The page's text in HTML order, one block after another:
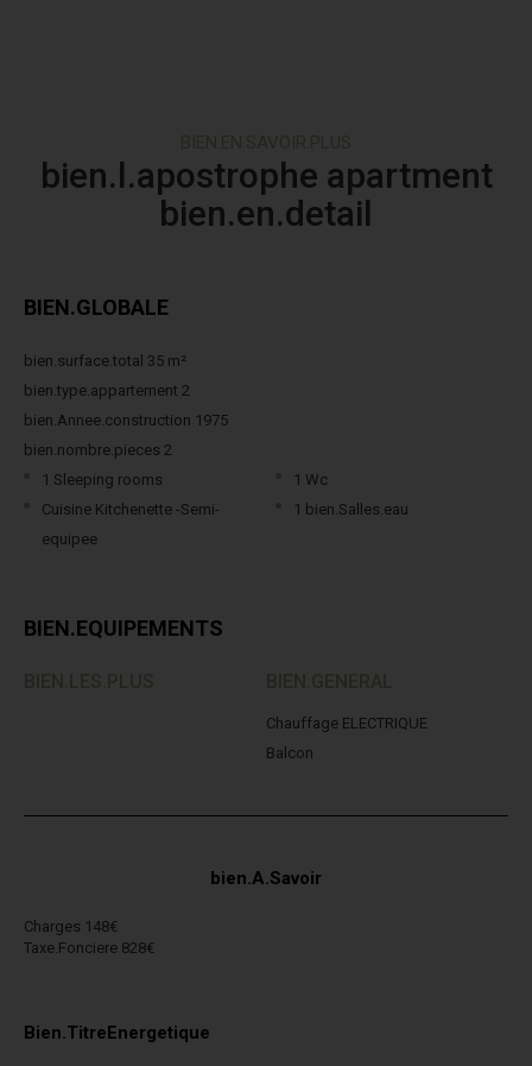
bien.l.apostrophe apartment
bien.en.detail
BIEN.GLOBALE
bien.surface.total 35 m²
bien.type.appartement 2
bien.Annee.construction 1975
bien.nombre.pieces 2
1 Sleeping rooms
1 Wc
Cuisine Kitchenette -Semi-
equipee
1 bien.Salles.eau
BIEN.EQUIPEMENTS
Chauffage ELECTRIQUE
Balcon
bien.A.Savoir
Charges 148€
Taxe.Fonciere 828€
Bien.TitreEnergetique